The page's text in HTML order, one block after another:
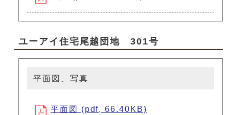
ユーアイ住宅尾越団地 301号
平面図、写真
平面図 (pdf, 66.40KB)